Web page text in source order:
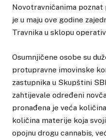
Novotravničanima
je u maju ove godine
Travnika u sklopu
Osumnjičene osobe su
protupravne imovinske
zastupnika u Skupštini
zahtijevale određeni
pronađena je veća
količina materije koja
opojnu drogu cannabis,